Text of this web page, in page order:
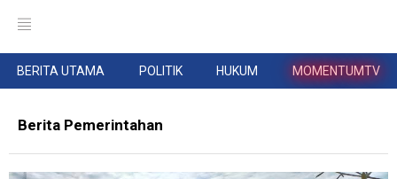
BERITA UTAMA POLITIK HUKUM MOMENTUMTV
Berita Pemerintahan